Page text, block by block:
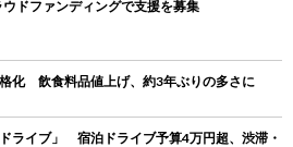
ドファンディングで支援を募集
格化 飲食料品値上げ、約3年ぶりの多さに
ライブ」 宿泊ドライブ予算4万円超、渋滞・